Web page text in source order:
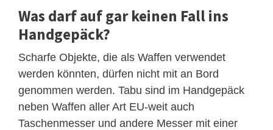
Was darf auf gar keinen Fall ins
Handgepäck?
Scharfe Objekte, die als Waffen verwendet
werden könnten, dürfen nicht mit an Bord
genommen werden. Tabu sind im Handgepäck
neben Waffen aller Art EU-weit auch
Taschenmesser und andere Messer mit einer